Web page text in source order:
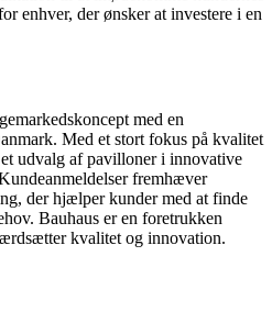
enhver, der ønsker at investere i en
med en
Med et stort fokus på kvalitet
udvalg af pavilloner i innovative
fremhæver
der hjælper kunder med at finde
Bauhaus er en foretrukken
kvalitet og innovation.